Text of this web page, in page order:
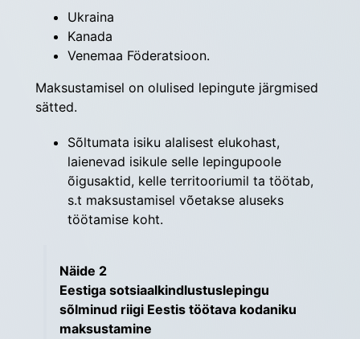
Ukraina
Kanada
Venemaa Föderatsioon.
Maksustamisel on olulised lepingute järgmised
sätted.
Sõltumata isiku alalisest elukohast,
laienevad isikule selle lepingupoole
õigusaktid, kelle territooriumil ta töötab,
s.t maksustamisel võetakse aluseks
töötamise koht.
Näide 2
Eestiga sotsiaalkindlustuslepingu
sõlminud riigi Eestis töötava kodaniku
maksustamine